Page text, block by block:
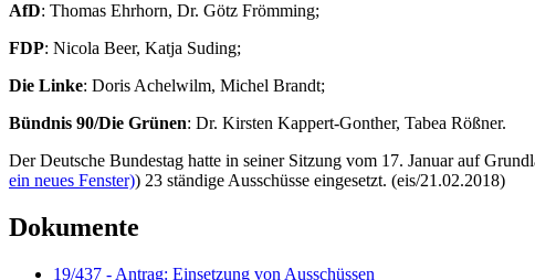
AfD: Thomas Ehrhorn, Dr. Götz Frömming;
FDP: Nicola Beer, Katja Suding;
Die Linke: Doris Achelwilm, Michel Brandt;
Bündnis 90/Die Grünen: Dr. Kirsten Kappert-Gonther, Tabea Rößner.
Der Deutsche Bundestag hatte in seiner Sitzung vom 17. Januar auf
ein neues Fenster)) 23 ständige Ausschüsse eingesetzt. (eis/21.02.2018)
Dokumente
19/437 - Antrag: Einsetzung von Ausschüssen